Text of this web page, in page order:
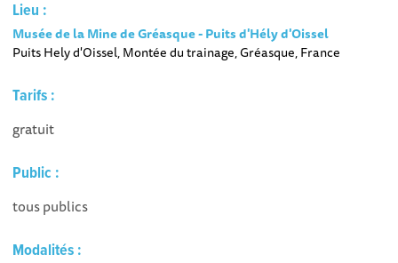
Lieu :
Musée de la Mine de Gréasque - Puits d'Hély d'Oissel
Puits Hely d'Oissel, Montée du trainage, Gréasque, France
Tarifs :
gratuit
Public :
tous publics
Modalités :